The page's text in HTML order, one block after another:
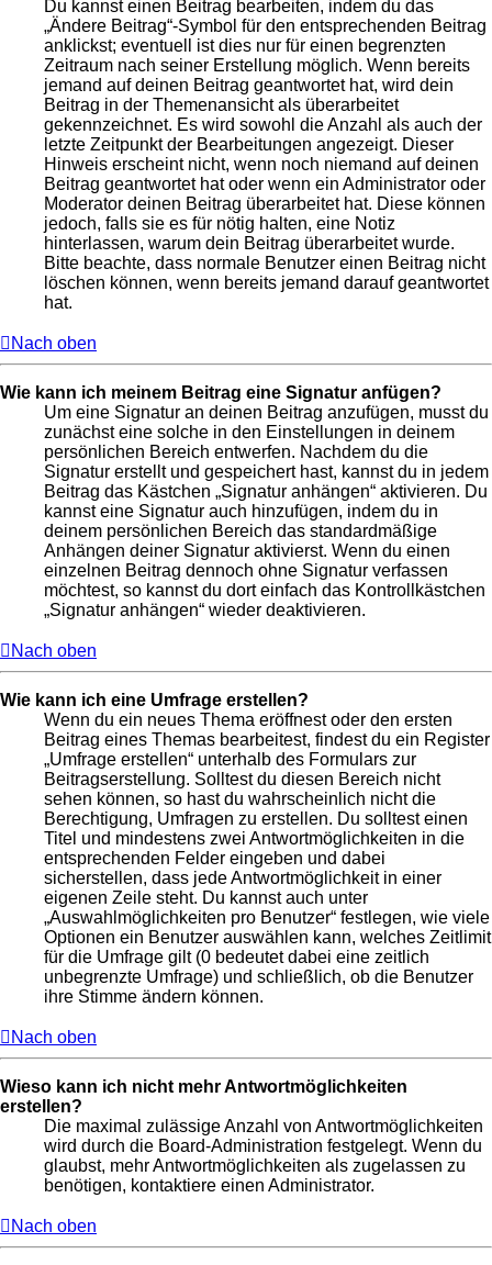
Du kannst einen Beitrag bearbeiten, indem du das
„Ändere Beitrag“-Symbol für den entsprechenden Beitrag
anklickst; eventuell ist dies nur für einen begrenzten
Zeitraum nach seiner Erstellung möglich. Wenn bereits
jemand auf deinen Beitrag geantwortet hat, wird dein
Beitrag in der Themenansicht als überarbeitet
gekennzeichnet. Es wird sowohl die Anzahl als auch der
letzte Zeitpunkt der Bearbeitungen angezeigt. Dieser
Hinweis erscheint nicht, wenn noch niemand auf deinen
Beitrag geantwortet hat oder wenn ein Administrator oder
Moderator deinen Beitrag überarbeitet hat. Diese können
jedoch, falls sie es für nötig halten, eine Notiz
hinterlassen, warum dein Beitrag überarbeitet wurde.
Bitte beachte, dass normale Benutzer einen Beitrag nicht
löschen können, wenn bereits jemand darauf geantwortet
hat.
Nach oben
Wie kann ich meinem Beitrag eine Signatur anfügen?
Um eine Signatur an deinen Beitrag anzufügen, musst du
zunächst eine solche in den Einstellungen in deinem
persönlichen Bereich entwerfen. Nachdem du die
Signatur erstellt und gespeichert hast, kannst du in jedem
Beitrag das Kästchen „Signatur anhängen“ aktivieren. Du
kannst eine Signatur auch hinzufügen, indem du in
deinem persönlichen Bereich das standardmäßige
Anhängen deiner Signatur aktivierst. Wenn du einen
einzelnen Beitrag dennoch ohne Signatur verfassen
möchtest, so kannst du dort einfach das Kontrollkästchen
„Signatur anhängen“ wieder deaktivieren.
Nach oben
Wie kann ich eine Umfrage erstellen?
Wenn du ein neues Thema eröffnest oder den ersten
Beitrag eines Themas bearbeitest, findest du ein Register
„Umfrage erstellen“ unterhalb des Formulars zur
Beitragserstellung. Solltest du diesen Bereich nicht
sehen können, so hast du wahrscheinlich nicht die
Berechtigung, Umfragen zu erstellen. Du solltest einen
Titel und mindestens zwei Antwortmöglichkeiten in die
entsprechenden Felder eingeben und dabei
sicherstellen, dass jede Antwortmöglichkeit in einer
eigenen Zeile steht. Du kannst auch unter
„Auswahlmöglichkeiten pro Benutzer“ festlegen, wie viele
Optionen ein Benutzer auswählen kann, welches Zeitlimit
für die Umfrage gilt (0 bedeutet dabei eine zeitlich
unbegrenzte Umfrage) und schließlich, ob die Benutzer
ihre Stimme ändern können.
Nach oben
Wieso kann ich nicht mehr Antwortmöglichkeiten
erstellen?
Die maximal zulässige Anzahl von Antwortmöglichkeiten
wird durch die Board-Administration festgelegt. Wenn du
glaubst, mehr Antwortmöglichkeiten als zugelassen zu
benötigen, kontaktiere einen Administrator.
Nach oben